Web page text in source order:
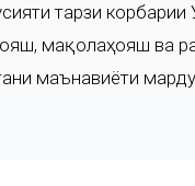
тарзи
мақолаҳояш ва
маънавиёти